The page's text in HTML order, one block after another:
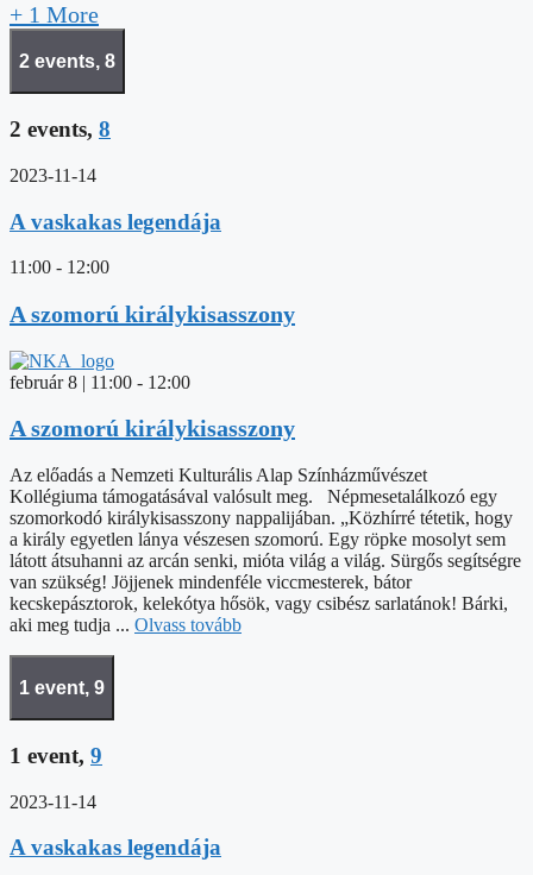
+ 1 More
2 events, 8
2 events, 8
2023-11-14
A vaskakas legendája
11:00 - 12:00
A szomorú királykisasszony
február 8 | 11:00 - 12:00
A szomorú királykisasszony
Az előadás a Nemzeti Kulturális Alap Színházművészet
Kollégiuma támogatásával valósult meg. Népmesetalálkozó egy
szomorkodó királykisasszony nappalijában. „Közhírré tétetik, hogy
a király egyetlen lánya vészesen szomorú. Egy röpke mosolyt sem
látott átsuhanni az arcán senki, mióta világ a világ. Sürgős segítségre
van szükség! Jöjjenek mindenféle viccmesterek, bátor
kecskepásztorok, kelekótya hősök, vagy csibész sarlatánok! Bárki,
aki meg tudja ... Olvass tovább
1 event, 9
1 event, 9
2023-11-14
A vaskakas legendája